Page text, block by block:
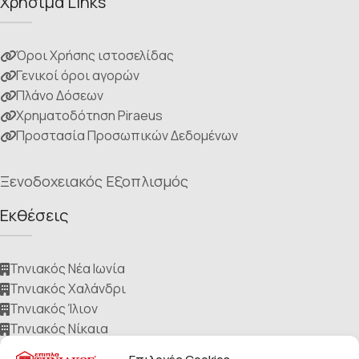
Όροι Χρήσης ιστοσελίδας
Γενικοί όροι αγορών
Πλάνο Δόσεων
Χρηματοδότηση Piraeus
Προστασία Προσωπικών Δεδομένων
Ξενοδοχειακός Εξοπλισμός
Εκθέσεις
Τηνιακός Νέα Ιωνία
Τηνιακός Χαλάνδρι
Τηνιακός Ίλιον
Τηνιακός Νίκαια
Τηνιακός Ηλιούπολη